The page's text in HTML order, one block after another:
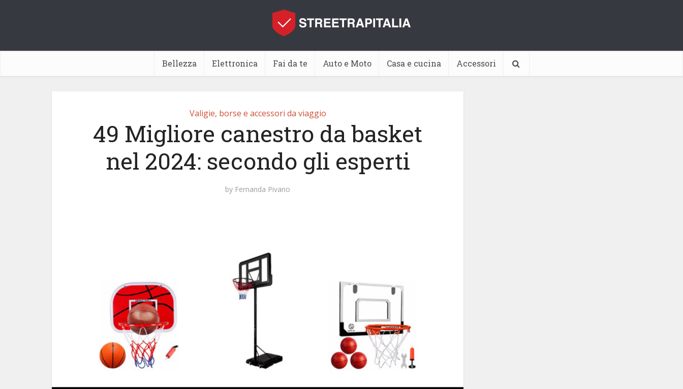
Bellezza Elettronica Fai da te Auto e Moto Casa e cucina Accessori
Valigie, borse e accessori da viaggio
49 Migliore canestro da basket
nel 2024: secondo gli esperti
by Fernanda Pivano